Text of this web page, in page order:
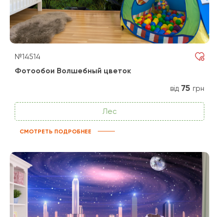
№14514
Фотообои Волшебный цветок
від 75 грн
Лес
СМОТРЕТЬ ПОДРОБНЕЕ